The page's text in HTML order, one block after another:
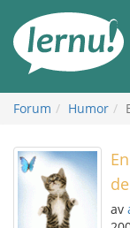
sidans
innehåll
Forum Humor
av